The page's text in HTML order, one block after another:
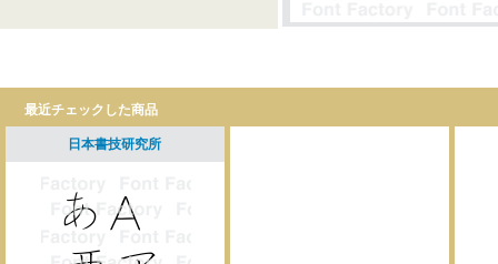
最近チェックした商品
日本書技研究所